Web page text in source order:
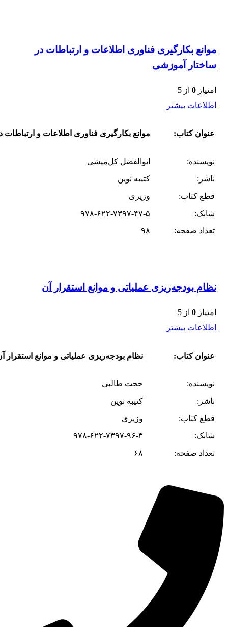
موانع بکارگیری فناوری اطلاعات و ارتباطات در
ساختار آموزشی
امتیاز 0 از 5
اطلاعات بیشتر
عنوان کتاب: موانع بکارگیری فناوری اطلاعات و
نویسنده:
ابوالفضل کل‌میشی
ناشر:
کتیبه نوین
قطع کتاب:
وزیری
شابک:
۹۷۸-۶۲۲-۷۳۹۷-۴۷-۵
تعداد صفحه:
۹۸
نظام بودجه‌ریزی عملیاتی و موانع استقرار آن
امتیاز 0 از 5
اطلاعات بیشتر
عنوان کتاب: نظام بودجه‌ریزی عملیاتی و موانع استقرار
نویسنده:
حجت طالبی
ناشر:
کتیبه نوین
قطع کتاب:
وزیری
شابک:
۹۷۸-۶۲۲-۷۳۹۷-۹۶-۳
تعداد صفحه:
۶۸